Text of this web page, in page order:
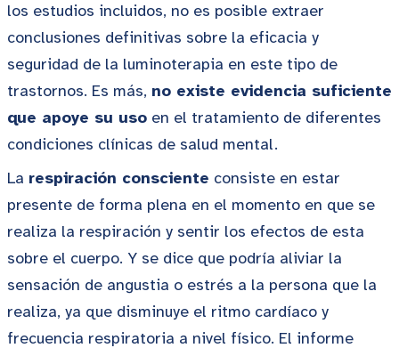
los estudios incluidos, no es posible extraer
conclusiones definitivas sobre la eficacia y
seguridad de la luminoterapia en este tipo de
trastornos. Es más, no existe evidencia suficiente
que apoye su uso en el tratamiento de diferentes
condiciones clínicas de salud mental.
La respiración consciente consiste en estar
presente de forma plena en el momento en que se
realiza la respiración y sentir los efectos de esta
sobre el cuerpo. Y se dice que podría aliviar la
sensación de angustia o estrés a la persona que la
realiza, ya que disminuye el ritmo cardíaco y
frecuencia respiratoria a nivel físico. El informe